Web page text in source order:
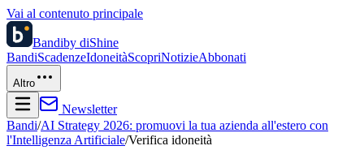
Vai al contenuto principale
Bandiby diShine
BandiScadenzeIdoneitàScopriNotizieAbbonati
Altro
Newsletter
Bandi/AI Strategy 2026: promuovi la tua azienda all'estero con
l'Intelligenza Artificiale/Verifica idoneità